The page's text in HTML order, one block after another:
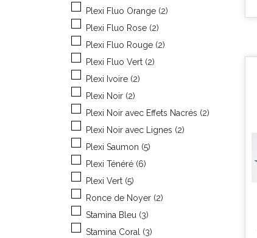
Plexi Fluo Orange (2)
Plexi Fluo Rose (2)
Plexi Fluo Rouge (2)
Plexi Fluo Vert (2)
Plexi Ivoire (2)
Plexi Noir (2)
Plexi Noir avec Effets Nacrés (2)
Plexi Noir avec Lignes (2)
Plexi Saumon (5)
Plexi Ténéré (6)
Plexi Vert (5)
Ronce de Noyer (2)
Stamina Bleu (3)
Stamina Coral (3)